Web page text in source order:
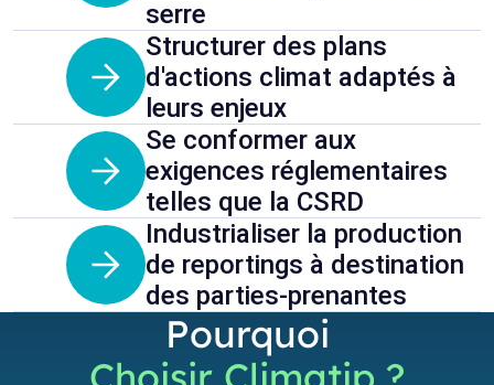
serre
Structurer des plans
d'actions climat adaptés à
leurs enjeux
Se conformer aux
exigences réglementaires
telles que la CSRD
Industrialiser la production
de reportings à destination
des parties-prenantes
Pourquoi